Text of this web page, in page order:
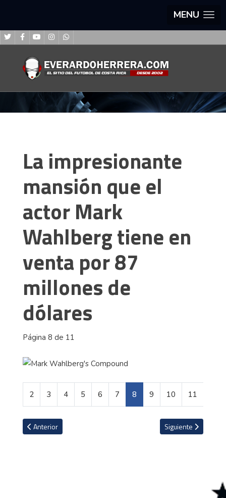
MENU
La impresionante
mansión que el
actor Mark
Wahlberg tiene en
venta por 87
millones de
dólares
Página 8 de 11
2 3 4 5 6 7 8 9 10 11
Artículo anterior: David Beckham da a su hijo un Jaguar XK140
Anterior Artículo siguiente:
Siguiente